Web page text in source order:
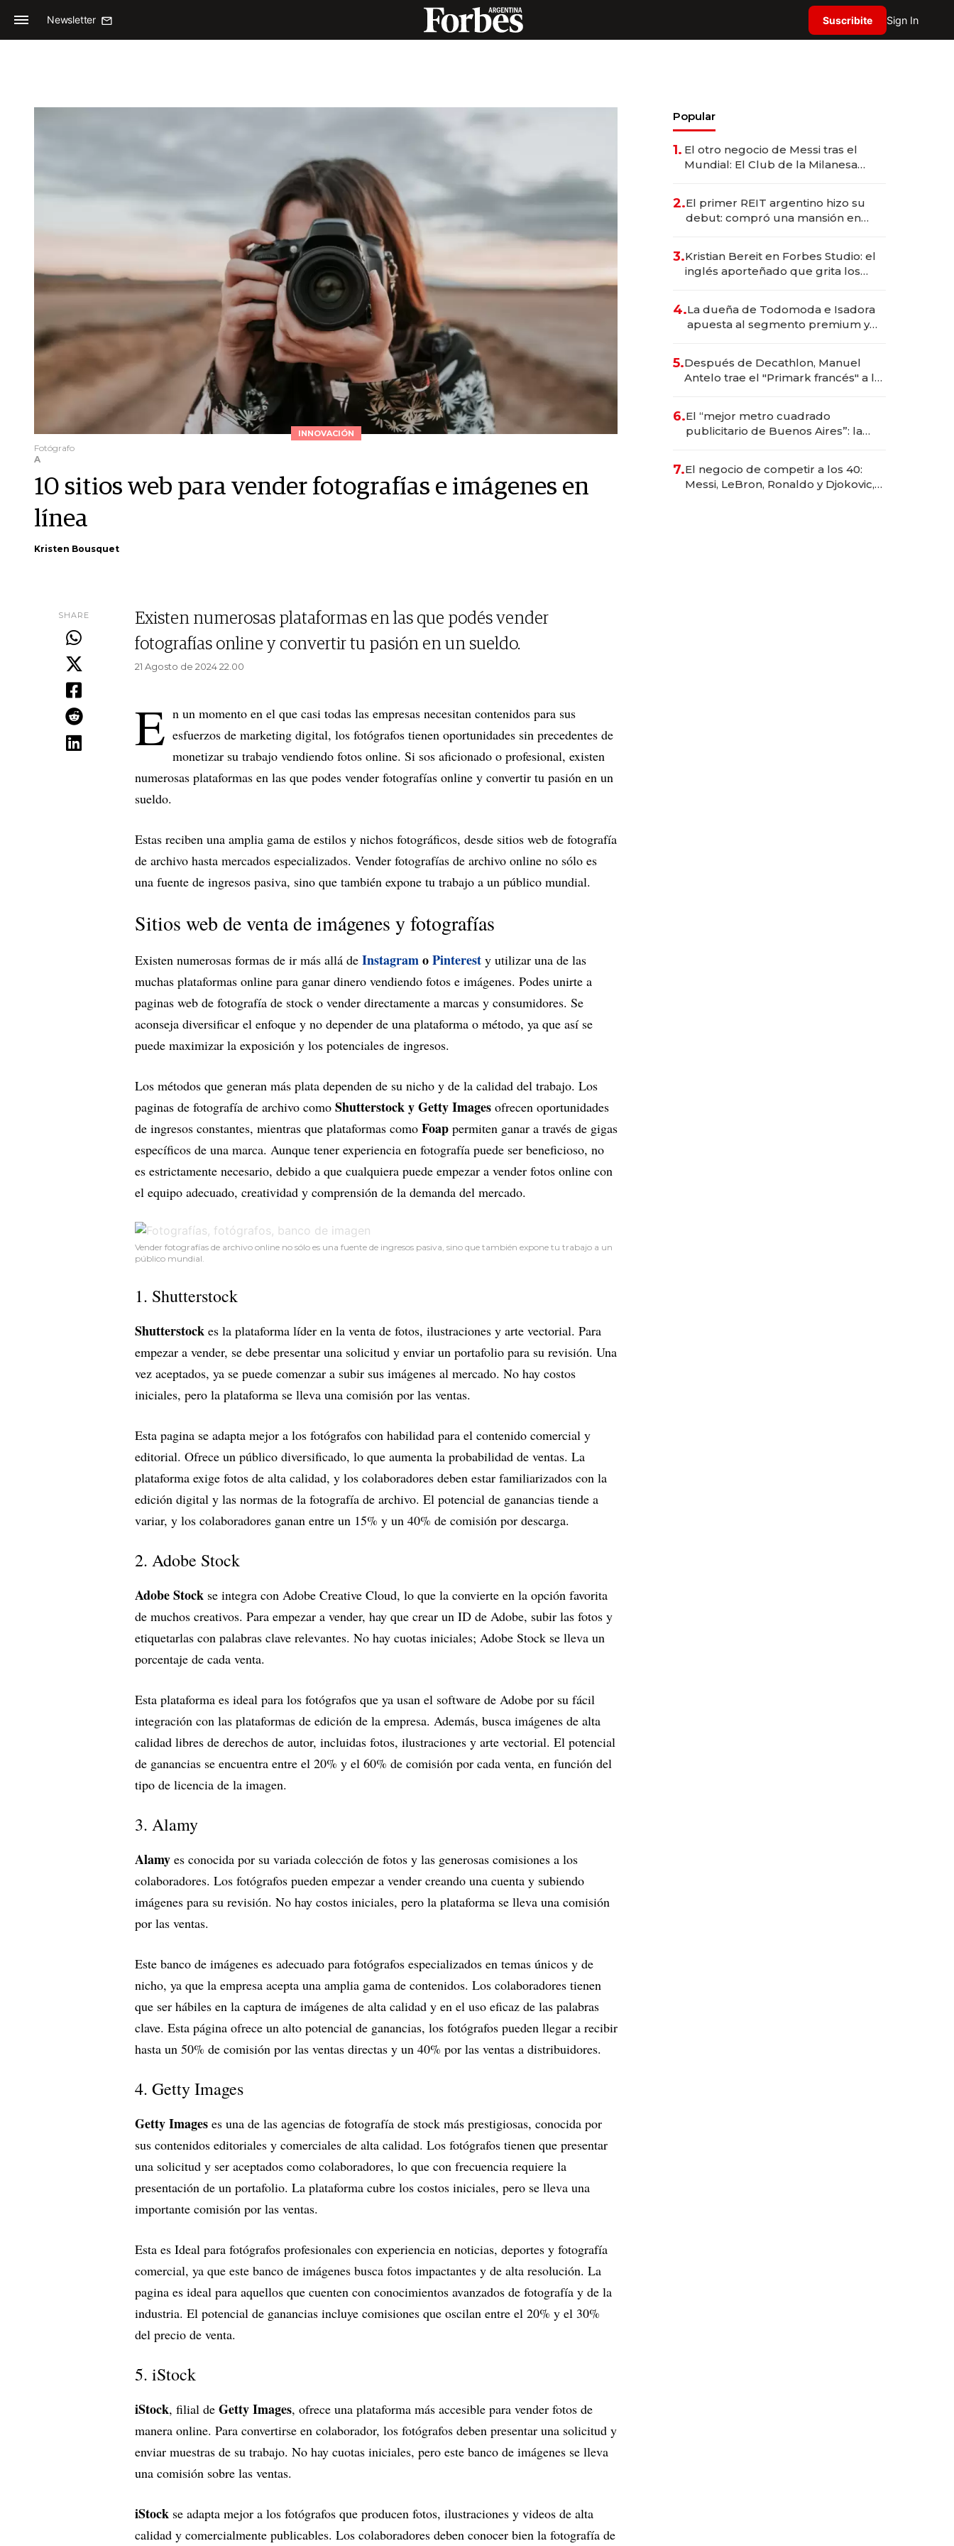
Newsletter Suscribite Sign In
INNOVACIÓN
Fotógrafo
A
10 sitios web para vender fotografías e imágenes en
línea
Kristen Bousquet
SHARE
Existen numerosas plataformas en las que podés vender
fotografías online y convertir tu pasión en un sueldo.
21 Agosto de 2024 22.00
E n un momento en el que casi todas las empresas necesitan contenidos para sus
esfuerzos de marketing digital, los fotógrafos tienen oportunidades sin precedentes de
monetizar su trabajo vendiendo fotos online. Si sos aficionado o profesional, existen
numerosas plataformas en las que podes vender fotografías online y convertir tu pasión en un
sueldo.
Estas reciben una amplia gama de estilos y nichos fotográficos, desde sitios web de fotografía
de archivo hasta mercados especializados. Vender fotografías de archivo online no sólo es
una fuente de ingresos pasiva, sino que también expone tu trabajo a un público mundial.
Sitios web de venta de imágenes y fotografías
Existen numerosas formas de ir más allá de InstagramoPinterest y utilizar una de las
muchas plataformas online para ganar dinero vendiendo fotos e imágenes. Podes unirte a
paginas web de fotografía de stock o vender directamente a marcas y consumidores. Se
aconseja diversificar el enfoque y no depender de una plataforma o método, ya que así se
puede maximizar la exposición y los potenciales de ingresos.
Los métodos que generan más plata dependen de su nicho y de la calidad del trabajo. Los
paginas de fotografía de archivo como Shutterstock y Getty Images ofrecen oportunidades
de ingresos constantes, mientras que plataformas como Foap permiten ganar a través de gigas
específicos de una marca. Aunque tener experiencia en fotografía puede ser beneficioso, no
es estrictamente necesario, debido a que cualquiera puede empezar a vender fotos online con
el equipo adecuado, creatividad y comprensión de la demanda del mercado.
Vender fotografías de archivo online no sólo es una fuente de ingresos pasiva, sino que también expone tu trabajo a un
público mundial.
1. Shutterstock
Shutterstock es la plataforma líder en la venta de fotos, ilustraciones y arte vectorial. Para
empezar a vender, se debe presentar una solicitud y enviar un portafolio para su revisión. Una
vez aceptados, ya se puede comenzar a subir sus imágenes al mercado. No hay costos
iniciales, pero la plataforma se lleva una comisión por las ventas.
Esta pagina se adapta mejor a los fotógrafos con habilidad para el contenido comercial y
editorial. Ofrece un público diversificado, lo que aumenta la probabilidad de ventas. La
plataforma exige fotos de alta calidad, y los colaboradores deben estar familiarizados con la
edición digital y las normas de la fotografía de archivo. El potencial de ganancias tiende a
variar, y los colaboradores ganan entre un 15% y un 40% de comisión por descarga.
2. Adobe Stock
Adobe Stock se integra con Adobe Creative Cloud, lo que la convierte en la opción favorita
de muchos creativos. Para empezar a vender, hay que crear un ID de Adobe, subir las fotos y
etiquetarlas con palabras clave relevantes. No hay cuotas iniciales; Adobe Stock se lleva un
porcentaje de cada venta.
Esta plataforma es ideal para los fotógrafos que ya usan el software de Adobe por su fácil
integración con las plataformas de edición de la empresa. Además, busca imágenes de alta
calidad libres de derechos de autor, incluidas fotos, ilustraciones y arte vectorial. El potencial
de ganancias se encuentra entre el 20% y el 60% de comisión por cada venta, en función del
tipo de licencia de la imagen.
3. Alamy
Alamy es conocida por su variada colección de fotos y las generosas comisiones a los
colaboradores. Los fotógrafos pueden empezar a vender creando una cuenta y subiendo
imágenes para su revisión. No hay costos iniciales, pero la plataforma se lleva una comisión
por las ventas.
Este banco de imágenes es adecuado para fotógrafos especializados en temas únicos y de
nicho, ya que la empresa acepta una amplia gama de contenidos. Los colaboradores tienen
que ser hábiles en la captura de imágenes de alta calidad y en el uso eficaz de las palabras
clave. Esta página ofrece un alto potencial de ganancias, los fotógrafos pueden llegar a recibir
hasta un 50% de comisión por las ventas directas y un 40% por las ventas a distribuidores.
4. Getty Images
Getty Images es una de las agencias de fotografía de stock más prestigiosas, conocida por
sus contenidos editoriales y comerciales de alta calidad. Los fotógrafos tienen que presentar
una solicitud y ser aceptados como colaboradores, lo que con frecuencia requiere la
presentación de un portafolio. La plataforma cubre los costos iniciales, pero se lleva una
importante comisión por las ventas.
Esta es Ideal para fotógrafos profesionales con experiencia en noticias, deportes y fotografía
comercial, ya que este banco de imágenes busca fotos impactantes y de alta resolución. La
pagina es ideal para aquellos que cuenten con conocimientos avanzados de fotografía y de la
industria. El potencial de ganancias incluye comisiones que oscilan entre el 20% y el 30%
del precio de venta.
5. iStock
iStock, filial de Getty Images, ofrece una plataforma más accesible para vender fotos de
manera online. Para convertirse en colaborador, los fotógrafos deben presentar una solicitud y
enviar muestras de su trabajo. No hay cuotas iniciales, pero este banco de imágenes se lleva
una comisión sobre las ventas.
iStock se adapta mejor a los fotógrafos que producen fotos, ilustraciones y videos de alta
calidad y comercialmente publicables. Los colaboradores deben conocer bien la fotografía de
Popular
1. El otro negocio de Messi tras el
Mundial: El Club de la Milanesa
2.El primer REIT argentino hizo su
debut: compró una mansión en
3.Kristian Bereit en Forbes Studio: el
inglés aporteñado que grita los
200M.
4.La dueña de Todomoda e Isadora
apuesta al segmento premium y
5.Después de Decathlon, Manuel
Antelo trae el "Primark francés" a la
6.El “mejor metro cuadrado
publicitario de Buenos Aires”: la
autos
7.El negocio de competir a los 40:
Messi, LeBron, Ronaldo y Djokovic,